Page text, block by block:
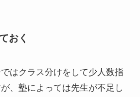
おく
はクラス分けをして少人数指
、塾によっては先生が不足し